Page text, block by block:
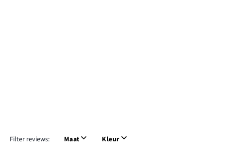
Filter reviews: Maat Kleur